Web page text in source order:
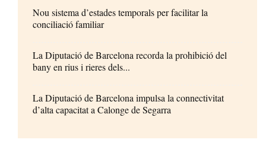
Nou sistema d’estades temporals per facilitar la
conciliació familiar
La Diputació de Barcelona recorda la prohibició del
bany en rius i rieres dels...
La Diputació de Barcelona impulsa la connectivitat
d’alta capacitat a Calonge de Segarra